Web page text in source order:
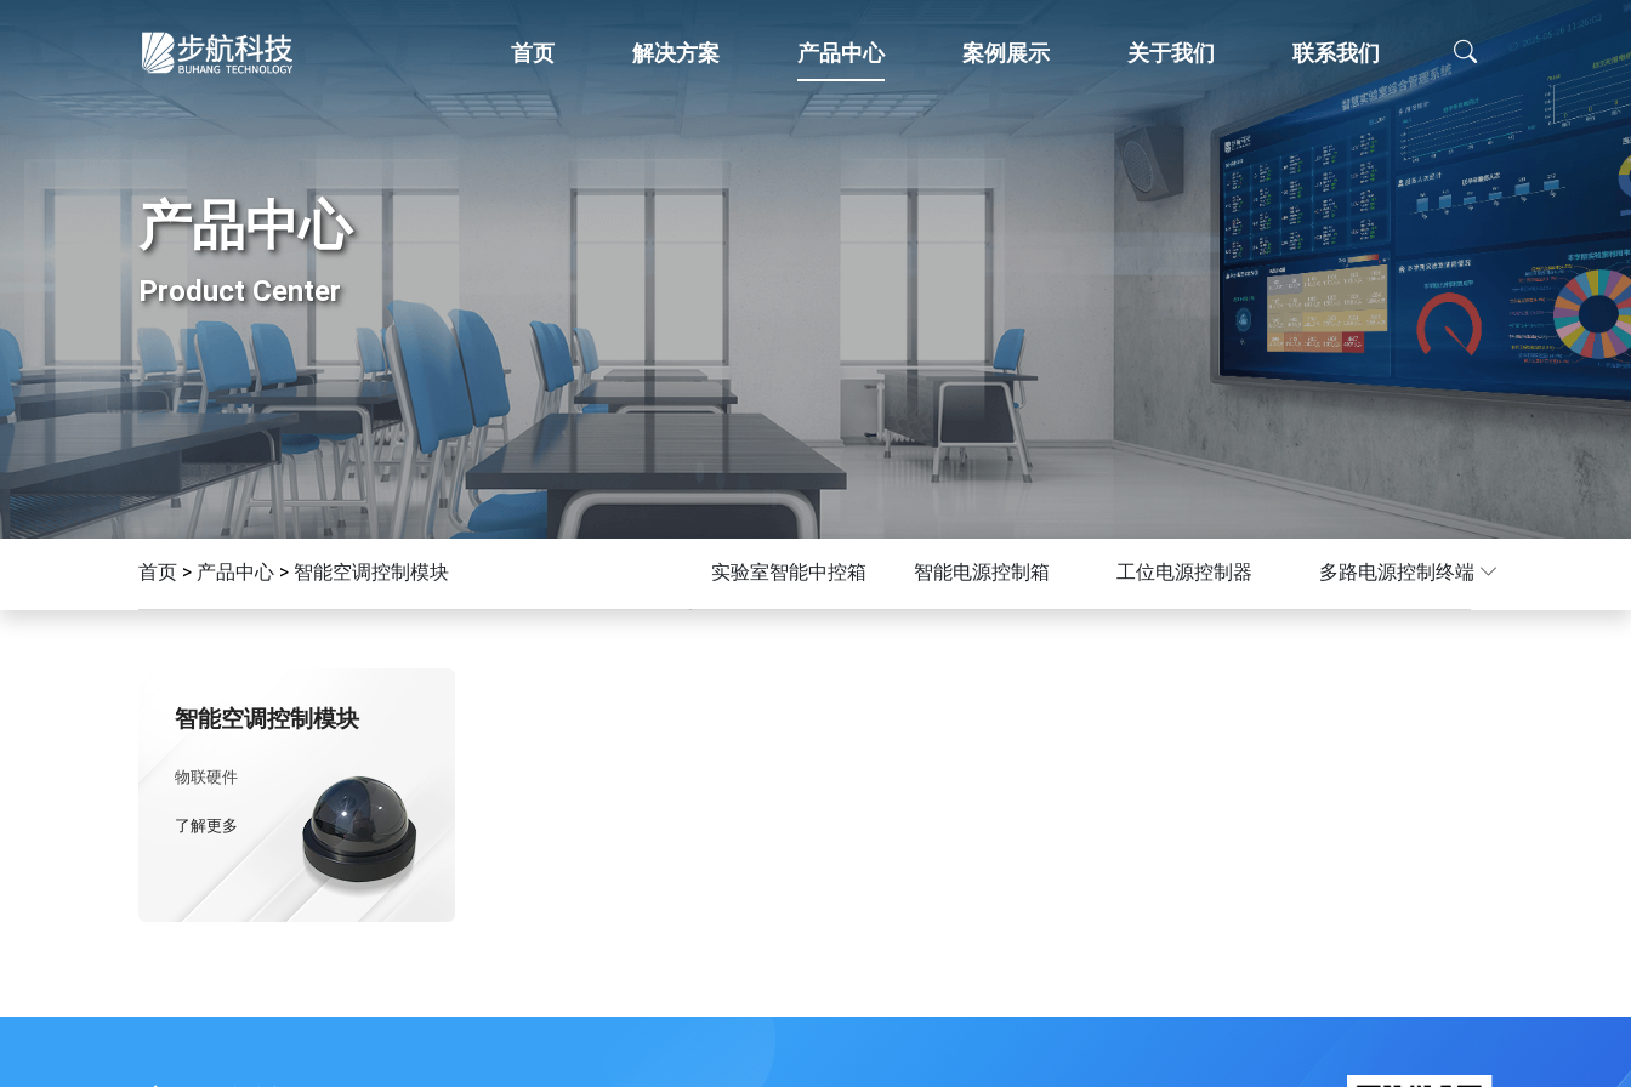
首页 解决方案 产品中心 案例展示 关于我们 联系我们
产品中心
Product Center
首页 > 产品中心 > 智能空调控制模块 实验室智能中控箱 智能电源控制箱 工位电源控制器 多路电源控制终端
智能空调控制模块
物联硬件
了解更多